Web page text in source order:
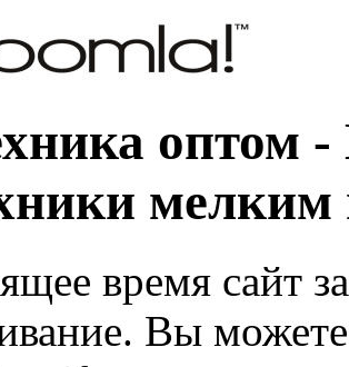
оптом
время сайт
Вы можете